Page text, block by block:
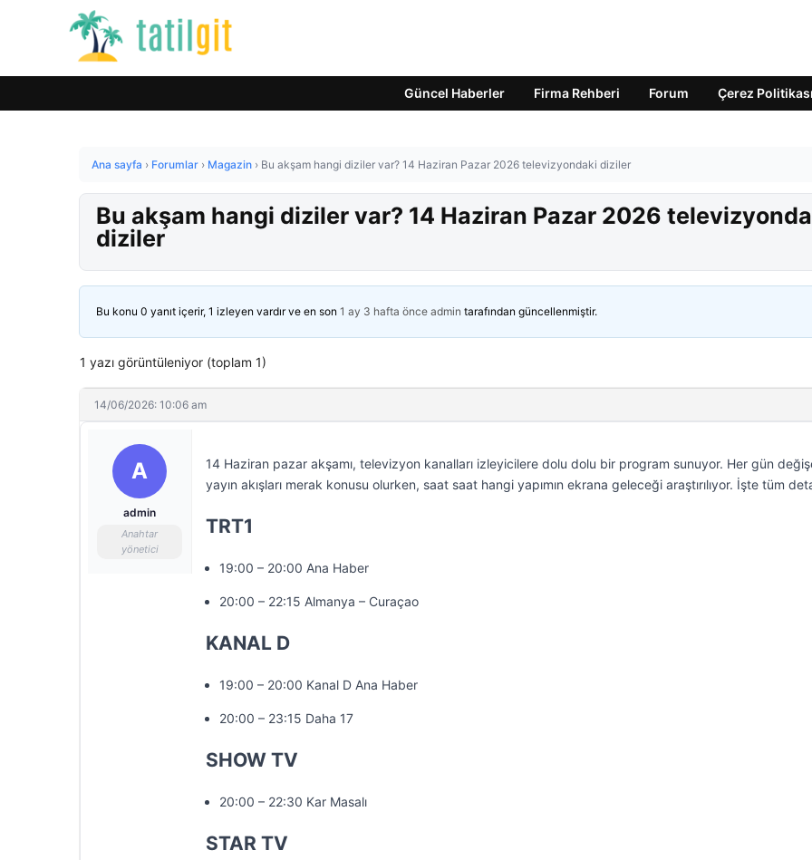
Güncel Haberler Firma Rehberi Forum Çerez
Ana sayfa › Forumlar › Magazin › Bu akşam hangi diziler var? 14 Haziran Pazar 2026 televizyondaki diziler
Bu akşam hangi diziler var? 14 Haziran Pazar 2026
diziler
Bu konu 0 yanıt içerir, 1 izleyen vardır ve en son 1 ay 3 hafta önce admin tarafından güncellenmiştir.
1 yazı görüntüleniyor (toplam 1)
14/06/2026: 10:06 am
A
admin
Anahtar
yönetici
14 Haziran pazar akşamı, televizyon kanalları izleyicilere dolu dolu bir program sunuyor. Her gün
yayın akışları merak konusu olurken, saat saat hangi yapımın ekrana geleceği araştırılıyor. İşte tüm
TRT1
19:00 – 20:00 Ana Haber
20:00 – 22:15 Almanya – Curaçao
KANAL D
19:00 – 20:00 Kanal D Ana Haber
20:00 – 23:15 Daha 17
SHOW TV
20:00 – 22:30 Kar Masalı
STAR TV